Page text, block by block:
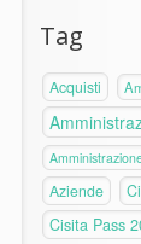
Tag
Acquisti
Aziende
Cisita Pass